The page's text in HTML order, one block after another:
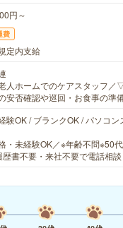
円～
費
定内支給
人ホームでのケアスタッフ
安否確認や巡回・お食事の準
験OK / ブランクOK / パソコン
・未経験OK／※年齢不問※50
歴書不要・来社不要で電話相